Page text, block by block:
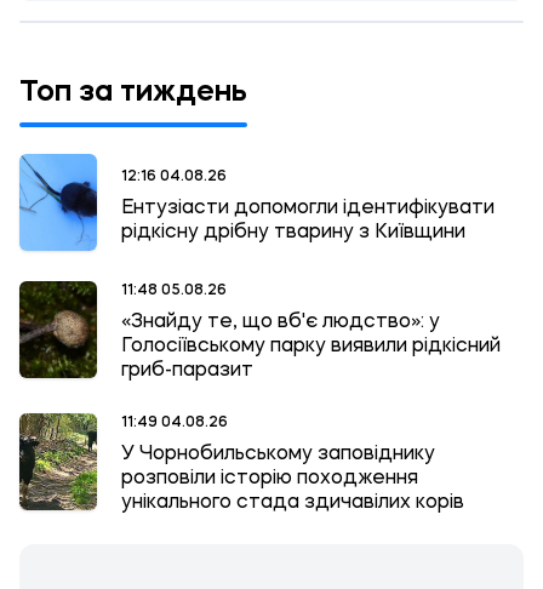
Топ за тиждень
12:16 04.08.26
Ентузіасти допомогли ідентифікувати
рідкісну дрібну тварину з Київщини
11:48 05.08.26
«Знайду те, що вб'є людство»: у
Голосіївському парку виявили рідкісний
гриб-паразит
11:49 04.08.26
У Чорнобильському заповіднику
розповіли історію походження
унікального стада здичавілих корів